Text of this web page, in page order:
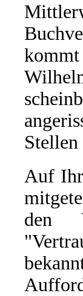
Stellen
Auf
den